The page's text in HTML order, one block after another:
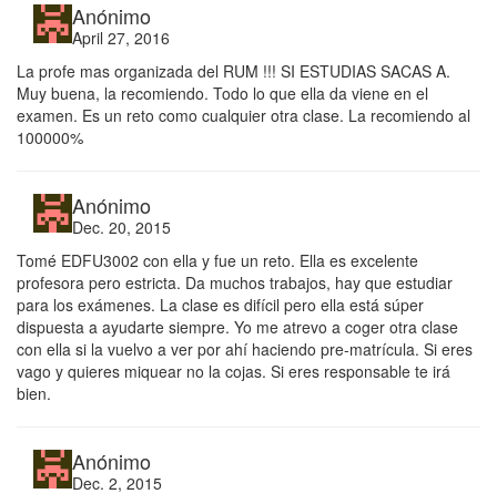
Anónimo
April 27, 2016
La profe mas organizada del RUM !!! SI ESTUDIAS SACAS A.
Muy buena, la recomiendo. Todo lo que ella da viene en el
examen. Es un reto como cualquier otra clase. La recomiendo al
100000%
Anónimo
Dec. 20, 2015
Tomé EDFU3002 con ella y fue un reto. Ella es excelente
profesora pero estricta. Da muchos trabajos, hay que estudiar
para los exámenes. La clase es difícil pero ella está súper
dispuesta a ayudarte siempre. Yo me atrevo a coger otra clase
con ella si la vuelvo a ver por ahí haciendo pre-matrícula. Si eres
vago y quieres miquear no la cojas. Si eres responsable te irá
bien.
Anónimo
Dec. 2, 2015